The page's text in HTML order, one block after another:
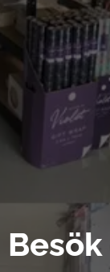
Besök